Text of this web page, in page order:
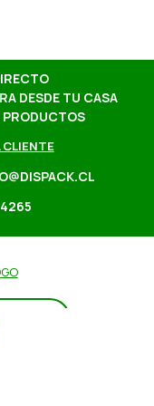
DESDE TU CASA
PRODUCTOS